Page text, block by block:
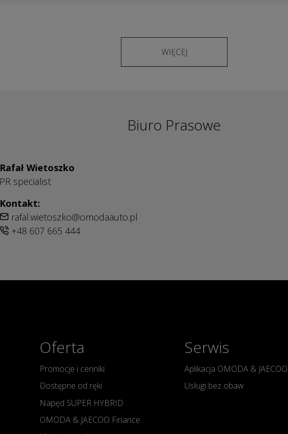
WIĘCEJ
Biuro Prasowe
Rafał Wietoszko
PR specialist
Kontakt:
rafal.wietoszko@omodaauto.pl
+48 607 665 444
Oferta
Promocje i cenniki
Dostępne od ręki
Napęd SUPER HYBRID
OMODA & JAECOO Finance
Serwis
Aplikacja OMODA & JAECOO
Usługi bez obaw